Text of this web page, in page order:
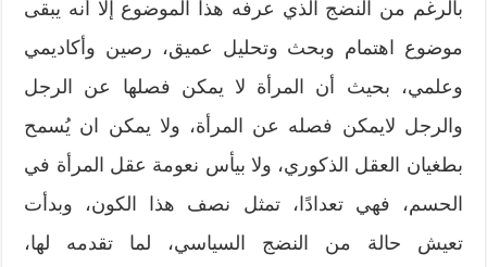
بالرغم من النضج الذي عرفه هذا الموضوع إلا أنه يبقى
موضوع اهتمام وبحث وتحليل عميق، رصين وأكاديمي
وعلمي، بحيث أن المرأة لا يمكن فصلها عن الرجل
والرجل لايمكن فصله عن المرأة، ولا يمكن ان يُسمح
بطغيان العقل الذكوري، ولا بيأس نعومة عقل المرأة في
الحسم، فهي تعدادًا، تمثل نصف هذا الكون، وبدأت
تعيش حالة من النضج السياسي، لما تقدمه لها،